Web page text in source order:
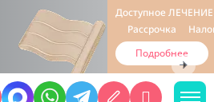
Гибкий платёжный план